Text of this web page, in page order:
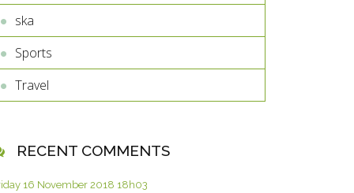
ska
Sports
Travel
RECENT COMMENTS
16 November 2018 18h03